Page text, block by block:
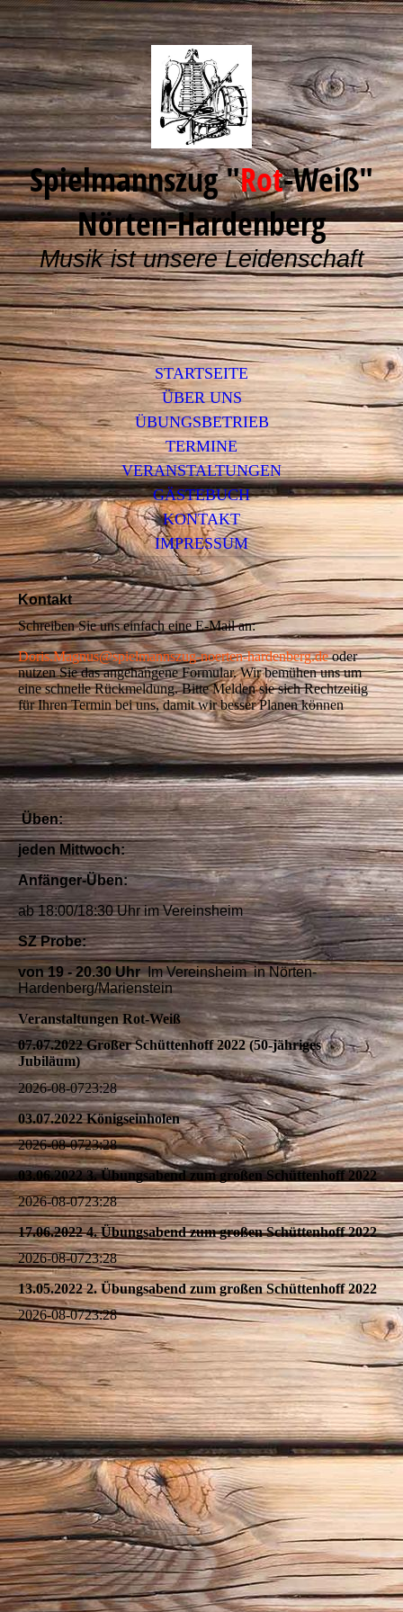
Spielmannszug "Rot-Weiß"
Nörten-Hardenberg
Musik ist unsere Leidenschaft
STARTSEITE
ÜBER UNS
ÜBUNGSBETRIEB
TERMINE
VERANSTALTUNGEN
GÄSTEBUCH
KONTAKT
IMPRESSUM
Kontakt
Schreiben Sie uns einfach eine E-Mail an:
Doris.Magnus@spielmannszug-noerten-hardenberg.deoder
nutzen Sie das angehangene Formular. Wir bemühen uns um
eine schnelle Rückmeldung. Bitte Melden sie sich Rechtzeitig
für Ihren Termin bei uns, damit wir besser Planen können
Üben:
jeden Mittwoch:
Anfänger-Üben:
ab 18:00/18:30 Uhrim Vereinsheim
SZ Probe:
von 19 - 20.30 UhrIm Vereinsheim in Nörten-
Hardenberg/Marienstein
Veranstaltungen Rot-Weiß
07.07.2022 Großer Schüttenhoff 2022 (50-jähriges
Jubiläum)
2026-08-0723:28
03.07.2022 Königseinholen
2026-08-0723:28
03.06.2022 3. Übungsabend zum großen Schüttenhoff 2022
2026-08-0723:28
17.06.2022 4. Übungsabend zum großen Schüttenhoff 2022
2026-08-0723:28
13.05.2022 2. Übungsabend zum großen Schüttenhoff 2022
2026-08-0723:28